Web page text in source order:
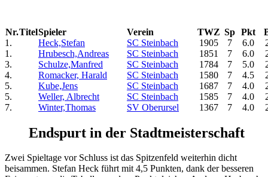
Nr.TitelSpieler Verein TWZ Sp Pkt
1.
Heck,Stefan SC Steinbach 1905 7 6.0
1.
Hrubesch,Andreas SC Steinbach 1851 7 6.0
3.
Schulze,Manfred SC Steinbach 1784 7 5.0
4.
Romacker, Harald SC Steinbach 1580 7 4.5
5.
Kube,Jens SC Steinbach 1687 7 4.0
5.
Weller, Albrecht SC Steinbach 1585 7 4.0
7.
Winter,Thomas SV Oberursel 1367 7 4.0
Endspurt in der Stadtmeisterschaft
Zwei Spieltage vor Schluss ist das Spitzenfeld weiterhin dicht
beisammen. Stefan Heck führt mit 4,5 Punkten, dank der besseren